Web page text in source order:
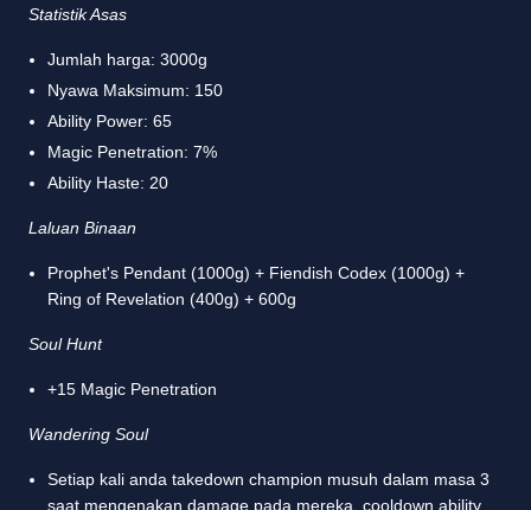
Statistik Asas
Jumlah harga: 3000g
Nyawa Maksimum: 150
Ability Power: 65
Magic Penetration: 7%
Ability Haste: 20
Laluan Binaan
Prophet's Pendant (1000g) + Fiendish Codex (1000g) +
Ring of Revelation (400g) + 600g
Soul Hunt
+15 Magic Penetration
Wandering Soul
Setiap kali anda takedown champion musuh dalam masa 3
saat mengenakan damage pada mereka, cooldown ability